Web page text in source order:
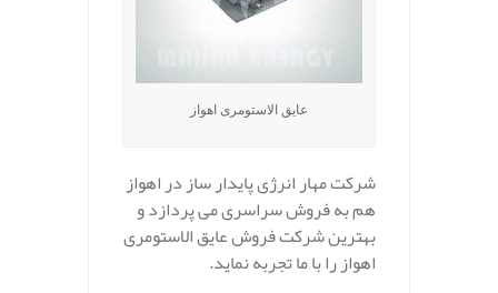
عایق الاستومری اهواز
شرکت مهار انرژی پایدار ساز در اهواز
هم به فروش سراسری می پردازد و
بهترین شرکت فروش عایق الاستومری
اهواز را با ما تجربه نماید.